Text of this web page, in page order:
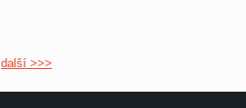
další >>>